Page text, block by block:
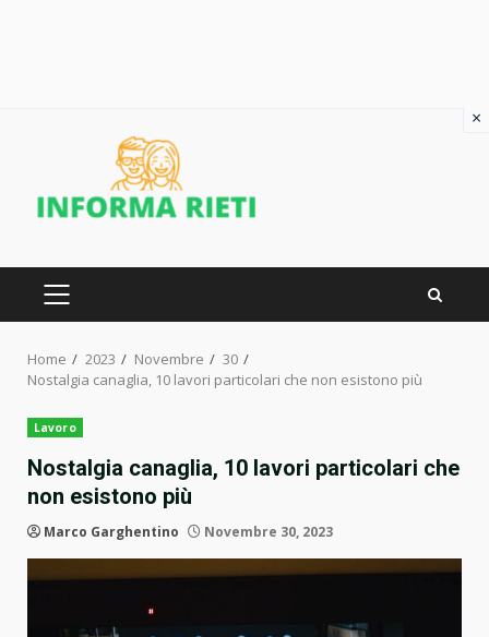
PRIMARY
Home 2023 Novembre
30
Nostalgia canaglia, 10 lavori particolari che non esistono più
Lavoro
Nostalgia canaglia, 10 lavori particolari che
non esistono più
Marco Garghentino Novembre 30, 2023
×